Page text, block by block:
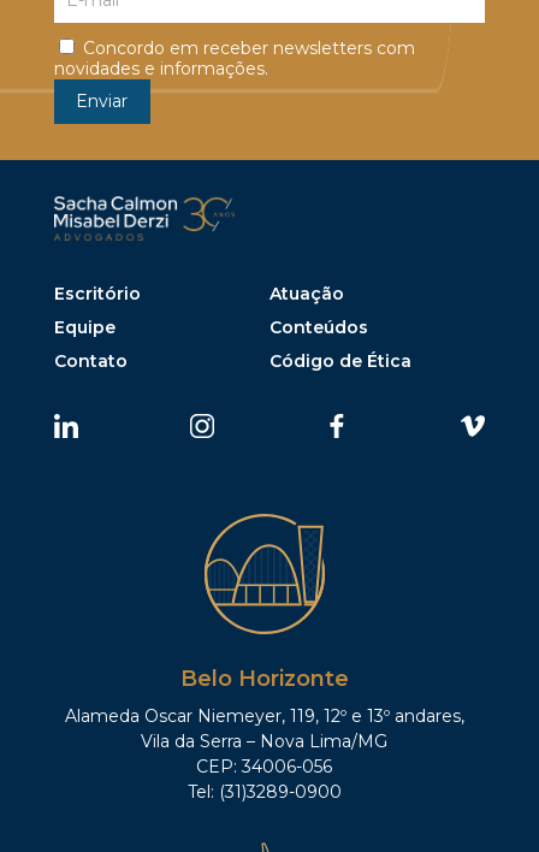
Concordo em receber newsletters com
novidades e informações.
Escritório
Atuação
Equipe
Conteúdos
Contato
Código de Ética
Belo Horizonte
Alameda Oscar Niemeyer, 119, 12º e 13º andares,
Vila da Serra – Nova Lima/MG
CEP: 34006-056
Tel: (31)3289-0900